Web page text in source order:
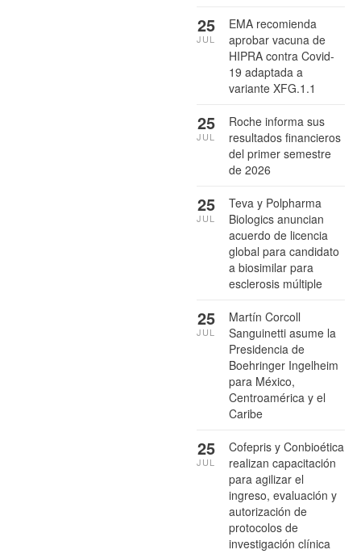
EMA recomienda
aprobar vacuna de
HIPRA contra Covid-
19 adaptada a
variante XFG.1.1
25
JUL
Roche informa sus
resultados financieros
del primer semestre
de 2026
25
JUL
Teva y Polpharma
Biologics anuncian
acuerdo de licencia
global para candidato
a biosimilar para
esclerosis múltiple
25
JUL
Martín Corcoll
Sanguinetti asume la
Presidencia de
Boehringer Ingelheim
para México,
Centroamérica y el
Caribe
25
JUL
Cofepris y Conbioética
realizan capacitación
para agilizar el
ingreso, evaluación y
autorización de
protocolos de
investigación clínica
25
JUL